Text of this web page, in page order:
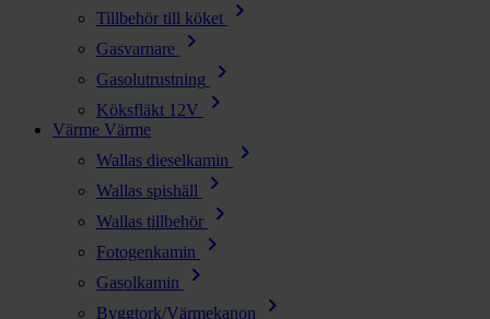
Tillbehör till köket
chevron_right
Gasvarnare chevron_right
Gasolutrustning chevron_right
Köksfläkt 12V chevron_right
Värme Värme
Wallas dieselkamin
chevron_right
Wallas spishäll chevron_right
Wallas tillbehör chevron_right
Fotogenkamin chevron_right
Gasolkamin chevron_right
Byggtork/Värmekanon chevron_right